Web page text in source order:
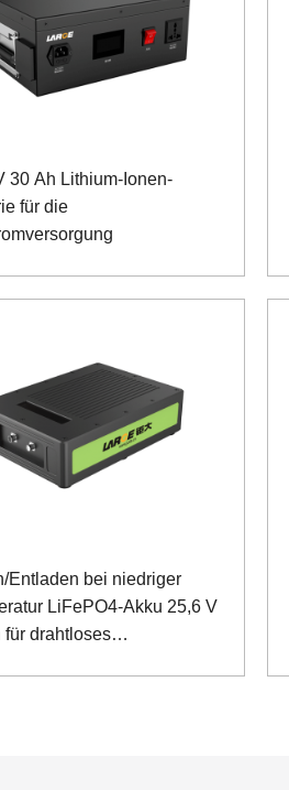
30 Ah Lithium-Ionen-
für die
Entladen bei niedriger
LiFePO4-Akku 25,6 V
für drahtloses